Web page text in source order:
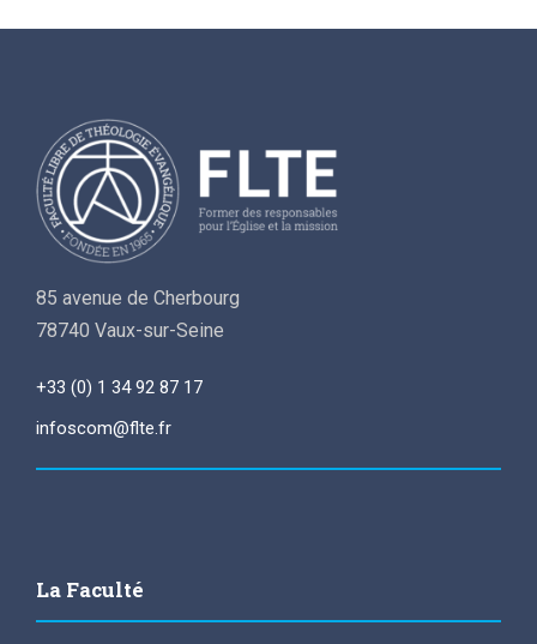
85 avenue de Cherbourg
78740 Vaux-sur-Seine
+33 (0) 1 34 92 87 17
infoscom@flte.fr
La Faculté